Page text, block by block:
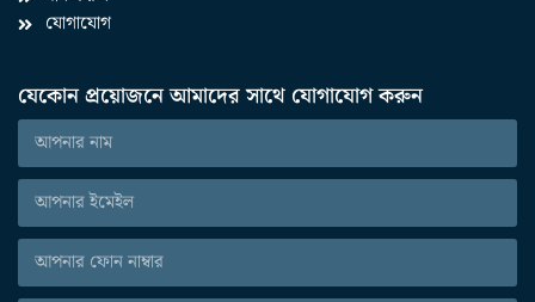
যোগাযোগ
যেকোন প্রয়োজনে আমাদের সাথে যোগাযোগ করুন